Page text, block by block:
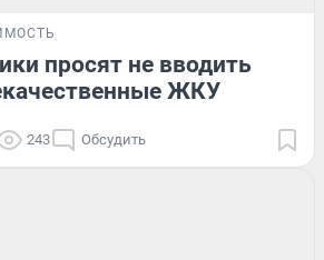
просят не вводить
ЖКУ
243 Обсудить